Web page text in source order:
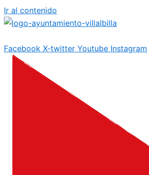
Ir al contenido
Facebook X-twitter Youtube Instagram